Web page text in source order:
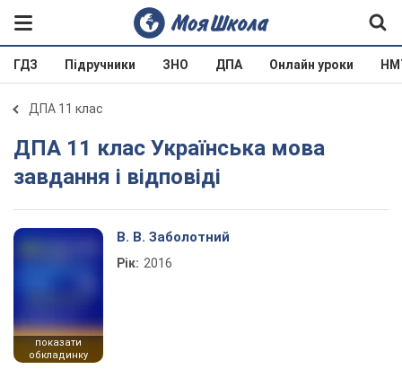
ГДЗ Підручники ЗНО ДПА Онлайн уроки
ДПА 11 клас
ДПА 11 клас Українська мова
завдання і відповіді
показати
обкладинку
В. В. Заболотний
Рік: 2016